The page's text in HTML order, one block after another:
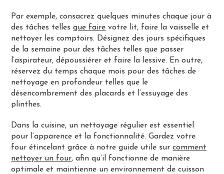
Par exemple, consacrez quelques minutes chaque jour à
des tâches tellesque faire votre lit, faire la vaisselle et
nettoyer les comptoirs. Désignez des jours spécifiques
de la semaine pour des tâches telles que passer
l’aspirateur, dépoussiérer et faire la lessive. En outre,
réservez du temps chaque mois pour des tâches de
nettoyage en profondeur telles que le
désencombrement des placards et l’essuyage des
plinthes.
Dans la cuisine, un nettoyage régulier est essentiel
pour l’apparence et la fonctionnalité. Gardez votre
four étincelant grâce à notre guide utile surcomment
nettoyer un four, afin qu’il fonctionne de manière
optimale et maintienne un environnement de cuisson